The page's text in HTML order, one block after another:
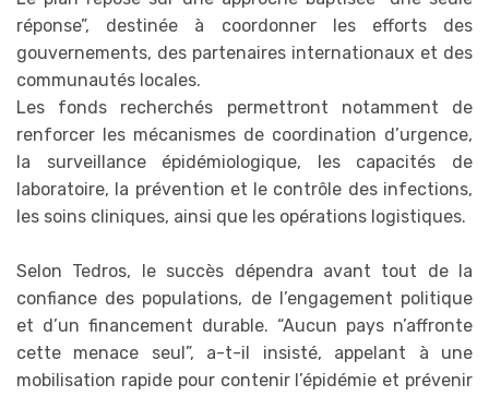
réponse”, destinée à coordonner les efforts des
gouvernements, des partenaires internationaux et des
communautés locales.
Les fonds recherchés permettront notamment de
renforcer les mécanismes de coordination d’urgence,
la surveillance épidémiologique, les capacités de
laboratoire, la prévention et le contrôle des infections,
les soins cliniques, ainsi que les opérations logistiques.
Selon Tedros, le succès dépendra avant tout de la
confiance des populations, de l’engagement politique
et d’un financement durable. “Aucun pays n’affronte
cette menace seul”, a-t-il insisté, appelant à une
mobilisation rapide pour contenir l’épidémie et prévenir